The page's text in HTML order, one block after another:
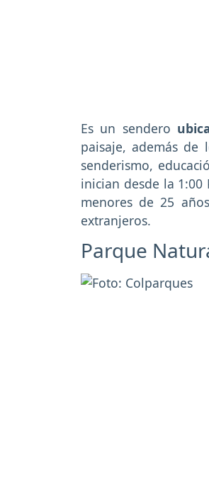
Es un sendero
paisaje, además de
senderismo,
inician desde la
menores de 25
extranjeros.
Parque